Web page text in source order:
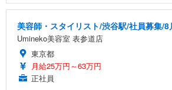
美容師・スタイリスト/渋谷駅/社員募集/8
Umineko美容室 表参道店
東京都
月給25万円～63万円
正社員